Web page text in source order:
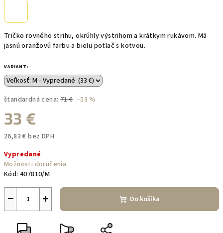
Tričko rovného strihu, okrúhly výstrihom a krátkym rukávom. Má
jasnú oranžovú farbu a bielu potlač s kotvou.
VARIANT:
štandardná cena: 71 € –53 %
33 €
26,83 € bez DPH
cena:
Vypredané
Možnosti doručenia
Kód: 407810/M
+
− Do košíka